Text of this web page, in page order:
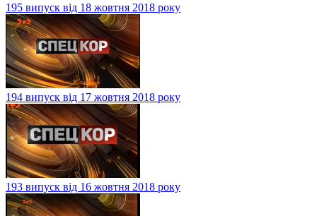
195 випуск від 18 жовтня 2018 року
194 випуск від 17 жовтня 2018 року
193 випуск від 16 жовтня 2018 року